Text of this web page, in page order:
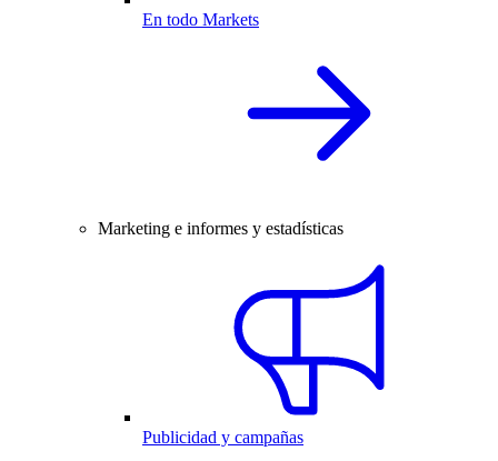
En todo Markets
Marketing e informes y estadísticas
Publicidad y campañas